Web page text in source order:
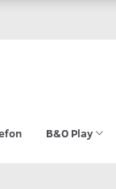
B&O Play